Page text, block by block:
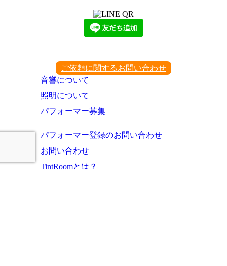
ご依頼に関するお問い合わせ
音響について
照明について
パフォーマー募集
パフォーマー登録のお問い合わせ
お問い合わせ
TintRoomとは？